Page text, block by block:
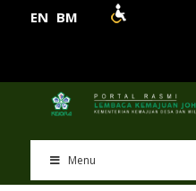
EN BM
Menu